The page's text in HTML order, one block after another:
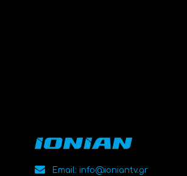
Email: info@ioniantv.gr